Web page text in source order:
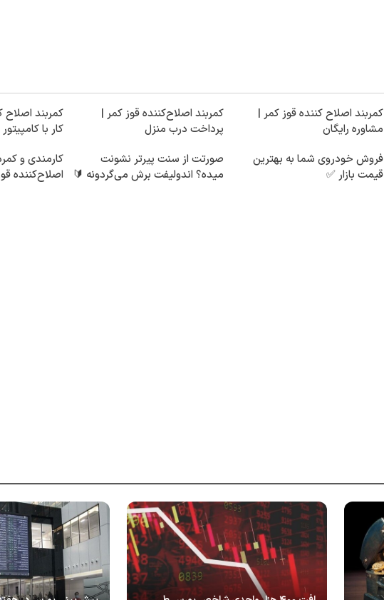
کمربند اصلاح کننده قوز کمر |
مشاوره رایگان
کمربند اصلاح‌کننده قوز کمر |
پرداخت درب منزل
کمربند اصلاح
کار با کامپیتور
فروش خودروی شما به بهترین
قیمت بازار ✅
صورتت از سنت پیرتر نشونت
میده؟ اندولیفت برش می‌گردونه 🔰
کارمندی و
اصلاح‌کننده